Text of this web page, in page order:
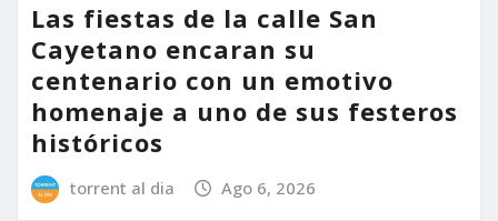
Las fiestas de la calle San
Cayetano encaran su
centenario con un emotivo
homenaje a uno de sus festeros
históricos
torrent al dia Ago 6, 2026